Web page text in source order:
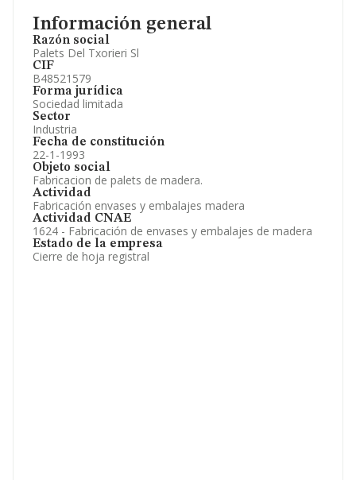
Información general
Razón social
Palets Del Txorieri Sl
CIF
B48521579
Forma jurídica
Sociedad limitada
Sector
Industria
Fecha de constitución
22-1-1993
Objeto social
Fabricacion de palets de madera.
Actividad
Fabricación envases y embalajes madera
Actividad CNAE
1624 - Fabricación de envases y embalajes de madera
Estado de la empresa
Cierre de hoja registral
Información oficial y registral complementaria.